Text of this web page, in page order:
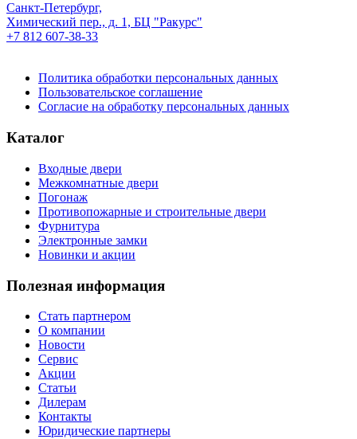
Санкт-Петербург,
Химический пер., д. 1, БЦ "Ракурс"
+7 812 607-38-33
Политика обработки персональных данных
Пользовательское соглашение
Согласие на обработку персональных данных
Каталог
Входные двери
Межкомнатные двери
Погонаж
Противопожарные и строительные двери
Фурнитура
Электронные замки
Новинки и акции
Полезная информация
Стать партнером
О компании
Новости
Сервис
Акции
Статьи
Дилерам
Контакты
Юридические партнеры